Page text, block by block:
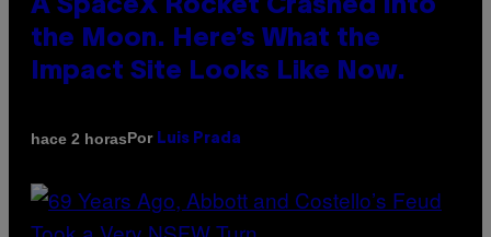
A SpaceX Rocket Crashed Into
the Moon. Here’s What the
Impact Site Looks Like Now.
hace 2 horasPor Luis Prada